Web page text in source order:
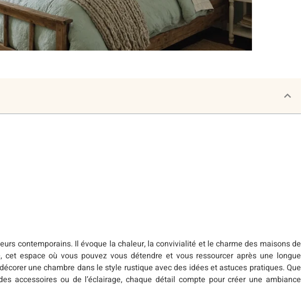
contemporains. Il évoque la chaleur, la convivialité et le charme des maisons de
espace où vous pouvez vous détendre et vous ressourcer après une longue
une chambre dans le style rustique avec des idées et astuces pratiques. Que
accessoires ou de l’éclairage, chaque détail compte pour créer une ambiance